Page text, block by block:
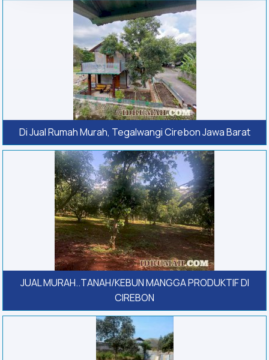
Di Jual Rumah Murah, Tegalwangi Cirebon Jawa Barat
JUAL MURAH..TANAH/KEBUN MANGGA PRODUKTIF DI
CIREBON